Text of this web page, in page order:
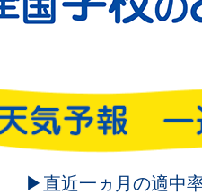
張れ！学校のお天気
▶直近一ヵ月の適中